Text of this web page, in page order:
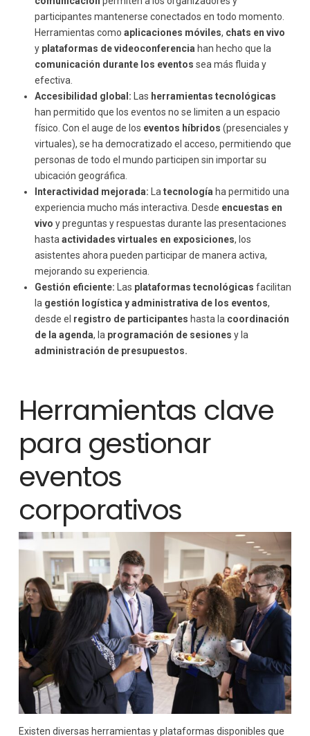
participantes mantenerse conectados en todo momento.
Herramientas comoaplicaciones móviles, chats en vivo
y plataformas de videoconferencia han hecho que la
comunicación durante los eventos sea más fluida y
efectiva.
Accesibilidad global: Las herramientas tecnológicas
han permitido que los eventos no se limiten a un espacio
físico. Con el auge de los eventos híbridos (presenciales y
virtuales), se ha democratizado el acceso, permitiendo que
personas de todo el mundo participen sin importar su
ubicación geográfica.
Interactividad mejorada: Latecnología ha permitido una
experiencia mucho más interactiva. Desde encuestas en
vivo y preguntas y respuestas durante las presentaciones
hastaactividades virtuales en exposiciones, los
asistentes ahora pueden participar de manera activa,
mejorando su experiencia.
Gestión eficiente: Las plataformas tecnológicas facilitan
la gestión logística y administrativa de los eventos,
desde el registro de participantes hasta la coordinación
de la agenda, la programación de sesiones y la
administración de presupuestos.
Herramientas clave
para gestionar
eventos
corporativos
Existen diversas herramientas y plataformas disponibles que